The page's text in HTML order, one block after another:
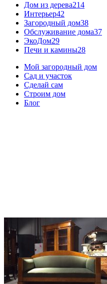
Дом из дерева214
Интерьер42
Загородный дом38
Обслуживание дома37
ЭкоДом29
Печи и камины28
Мой загородный дом
Сад и участок
Сделай сам
Строим дом
Блог